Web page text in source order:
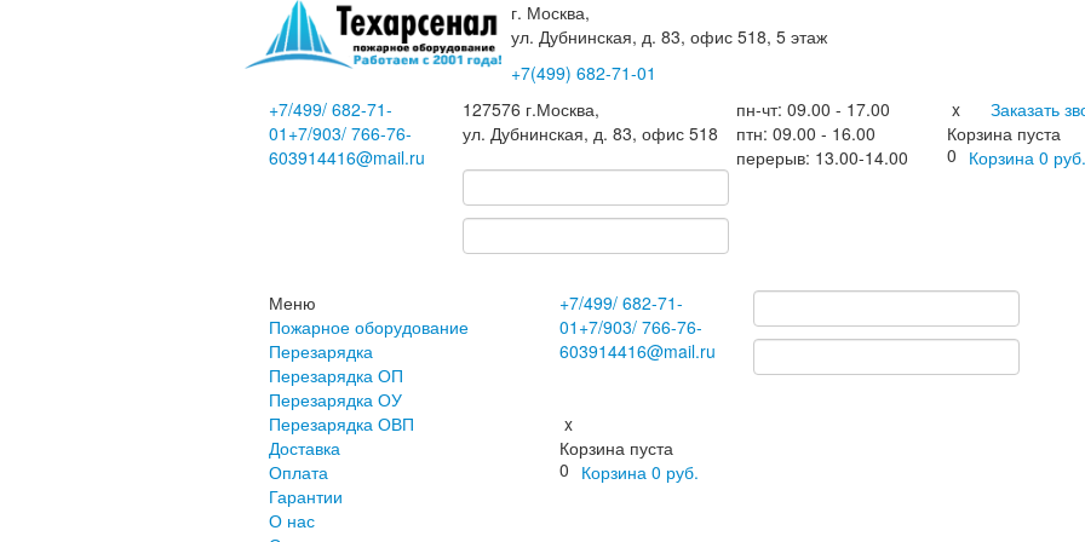
г. Москва,
ул. Дубнинская, д. 83, офис 518, 5 этаж
+7(499) 682-71-01
+7/499/ 682-71-
01 +7/903/ 766-76-
603914416@mail.ru
127576 г.Москва,
ул. Дубнинская, д. 83, офис 518
пн-чт: 09.00 - 17.00
птн: 09.00 - 16.00
перерыв: 13.00-14.00
Заказать
x
Корзина пуста
0 Корзина 0 руб.
Меню
Пожарное оборудование
Перезарядка
Перезарядка ОП
Перезарядка ОУ
Перезарядка ОВП
Доставка
Оплата
Гарантии
О нас
+7/499/ 682-71-
01 +7/903/ 766-76-
603914416@mail.ru
x
Корзина пуста
0 Корзина 0 руб.